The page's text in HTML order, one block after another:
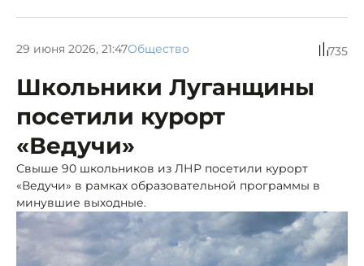
29 июня 2026, 21:47Общество 735
Школьники Луганщины
посетили курорт
«Ведучи»
Свыше 90 школьников из ЛНР посетили курорт
«Ведучи» в рамках образовательной программы в
минувшие выходные.